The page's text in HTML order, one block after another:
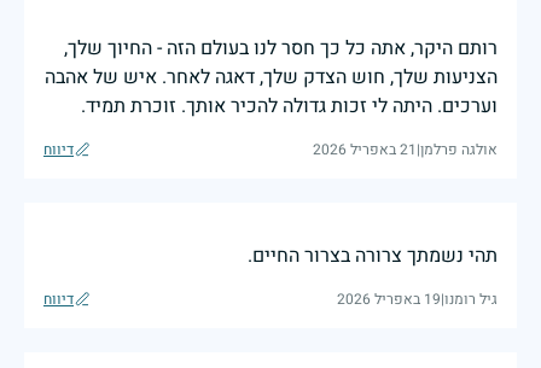
רותם היקר, אתה כל כך חסר לנו בעולם הזה - החיוך שלך,
הצניעות שלך, חוש הצדק שלך, דאגה לאחר. איש של אהבה
וערכים. היתה לי זכות גדולה להכיר אותך. זוכרת תמיד.
אולגה פרלמן|21 באפריל 2026 דיווח
תהי נשמתך צרורה בצרור החיים.
גיל רומנו|19 באפריל 2026 דיווח